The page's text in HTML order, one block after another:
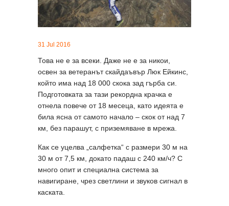
31 Jul 2016
Това не е за всеки. Даже не е за никои,
освен за ветеранът скайдаъвър Люк Ейкинс,
който има над 18 000 скока зад гърба си.
Подготовката за тази рекордна крачка е
отнела повече от 18 месеца, като идеята е
била ясна от самото начало – скок от над 7
км, без парашут, с приземяване в мрежа.
Как се уцелва „салфетка“ с размери 30 м на
30 м от 7,5 км, докато падаш с 240 км/ч? С
много опит и специална система за
навигиране, чрез светлини и звуков сигнал в
каската.